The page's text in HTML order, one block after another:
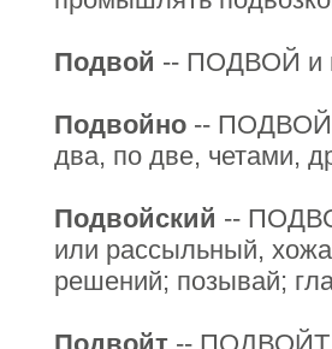
Подвой -- ПОДВОЙ и
Подвойно --
два, по две, четами,
Подвойский --
или рассыльный,
решений; позывай;